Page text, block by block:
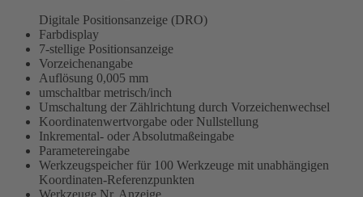
Digitale Positionsanzeige (DRO)
Farbdisplay
7-stellige Positionsanzeige
Vorzeichenangabe
Auflösung 0,005 mm
umschaltbar metrisch/inch
Umschaltung der Zählrichtung durch Vorzeichenwechsel
Koordinatenwertvorgabe oder Nullstellung
Inkremental- oder Absolutmaßeingabe
Parametereingabe
Werkzeugspeicher für 100 Werkzeuge mit unabhängigen
Koordinaten-Referenzpunkten
Werkzeuge Nr. Anzeige